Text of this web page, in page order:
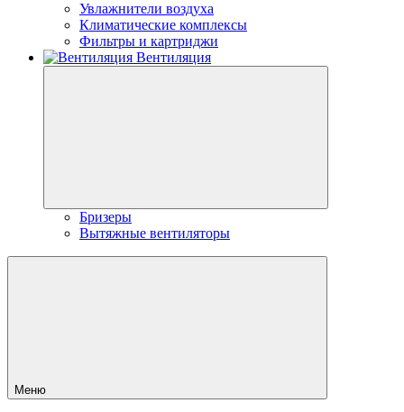
Увлажнители воздуха
Климатические комплексы
Фильтры и картриджи
Вентиляция
Бризеры
Вытяжные вентиляторы
Меню